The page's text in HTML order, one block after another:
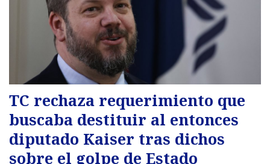
TC rechaza requerimiento que
buscaba destituir al entonces
diputado Kaiser tras dichos
sobre el golpe de Estado